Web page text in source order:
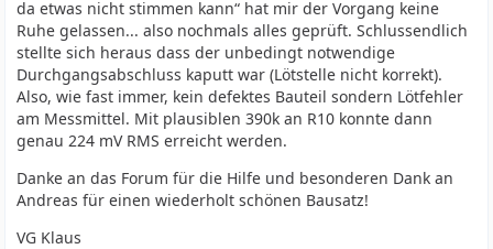
da etwas nicht stimmen kann“ hat mir der Vorgang keine
Ruhe gelassen... also nochmals alles geprüft. Schlussendlich
stellte sich heraus dass der unbedingt notwendige
Durchgangsabschluss kaputt war (Lötstelle nicht korrekt).
Also, wie fast immer, kein defektes Bauteil sondern Lötfehler
am Messmittel. Mit plausiblen 390k an R10 konnte dann
genau 224 mV RMS erreicht werden.
Danke an das Forum für die Hilfe und besonderen Dank an
Andreas für einen wiederholt schönen Bausatz!
VG Klaus